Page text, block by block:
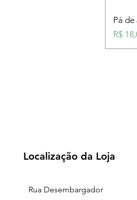
Pá
Preço
R$
Localização da Loja
Rua Desembargador